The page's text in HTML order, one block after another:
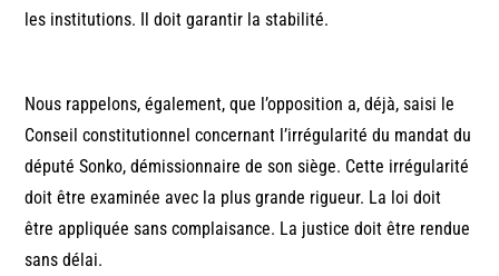
les institutions. Il doit garantir la stabilité.
Nous rappelons, également, que l’opposition a, déjà, saisi le
Conseil constitutionnel concernant l’irrégularité du mandat du
député Sonko, démissionnaire de son siège. Cette irrégularité
doit être examinée avec la plus grande rigueur. La loi doit
être appliquée sans complaisance. La justice doit être rendue
sans délai.